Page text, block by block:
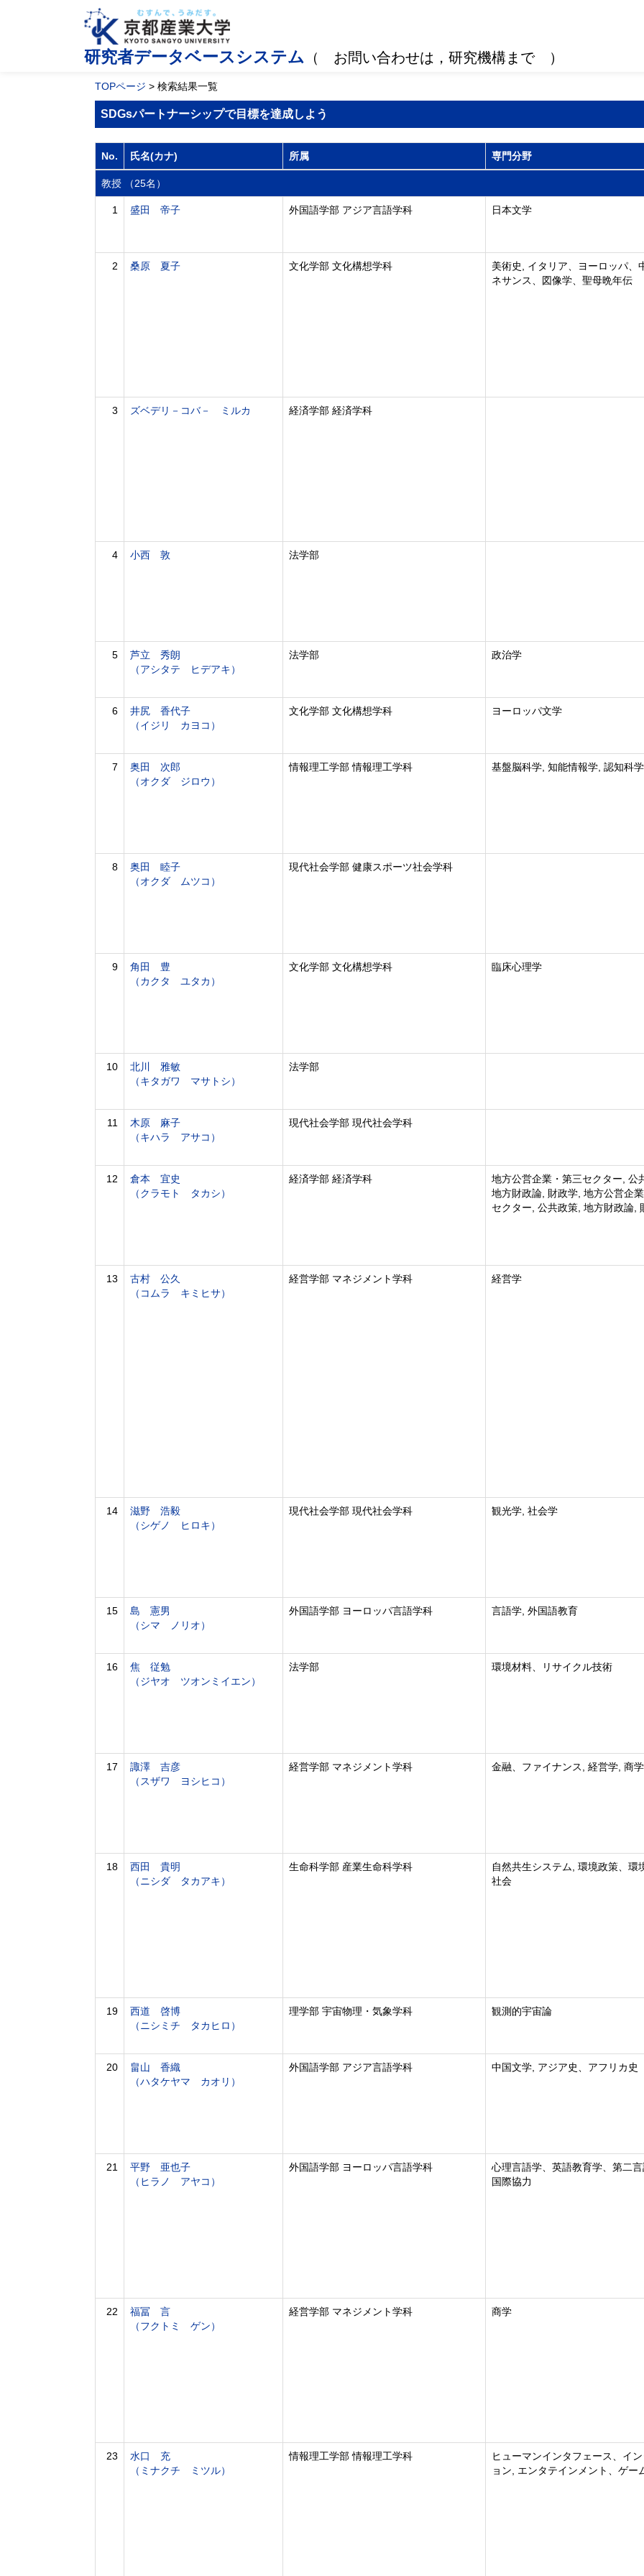
研究者データベースシステム （ お問い合わせは，研究機構まで ）
TOPページ > 検索結果一覧
SDGsパートナーシップで目標を達成しよう
No. 氏名(カナ) 所属 専門分野
教授 （25名）
1 盛田 帝子 外国語学部 アジア言語学科 日本文学
2 桑原 夏子 文化学部 文化構想学科
美術史, イタリア、ヨーロッパ、
ネサンス、図像学、聖母晩年伝
3 ズベデリ－コバ－ ミルカ 経済学部 経済学科
4 小西 敦 法学部
5
芦立 秀朗
（アシタテ ヒデアキ）
法学部 政治学
6
井尻 香代子
（イジリ カヨコ）
文化学部 文化構想学科 ヨーロッパ文学
7
奥田 次郎
（オクダ ジロウ）
情報理工学部 情報理工学科 基盤脳科学, 知能情報学, 認知科学
8
奥田 睦子
（オクダ ムツコ）
現代社会学部 健康スポーツ社会学科
9
角田 豊
（カクタ ユタカ）
文化学部 文化構想学科 臨床心理学
10
北川 雅敏
（キタガワ マサトシ）
法学部
11
木原 麻子
（キハラ アサコ）
現代社会学部 現代社会学科
12
倉本 宜史
（クラモト タカシ）
経済学部 経済学科
地方公営企業・第三セクター, 公
地方財政論, 財政学, 地方公営企
セクター, 公共政策, 地方財政論,
13
古村 公久
（コムラ キミヒサ）
経営学部 マネジメント学科 経営学
14
滋野 浩毅
（シゲノ ヒロキ）
現代社会学部 現代社会学科 観光学, 社会学
15
島 憲男
（シマ ノリオ）
外国語学部 ヨーロッパ言語学科 言語学, 外国語教育
16
焦 従勉
（ジヤオ ツオンミイエン）
法学部 環境材料、リサイクル技術
17
諏澤 吉彦
（スザワ ヨシヒコ）
経営学部 マネジメント学科 金融、ファイナンス, 経営学, 商学
18
西田 貴明
（ニシダ タカアキ）
生命科学部 産業生命科学科
自然共生システム, 環境政策、環
社会
19
西道 啓博
（ニシミチ タカヒロ）
理学部 宇宙物理・気象学科 観測的宇宙論
20
畠山 香織
（ハタケヤマ カオリ）
外国語学部 アジア言語学科 中国文学, アジア史、アフリカ史
21
平野 亜也子
（ヒラノ アヤコ）
外国語学部 ヨーロッパ言語学科
心理言語学、英語教育学、第二
国際協力
22
福冨 言
（フクトミ ゲン）
経営学部 マネジメント学科 商学
23
水口 充
（ミナクチ ミツル）
情報理工学部 情報理工学科
ヒューマンインタフェース、イ
ョン, エンタテインメント、ゲー